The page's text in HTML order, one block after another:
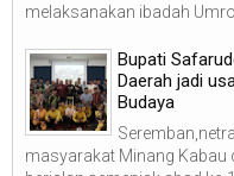
melaksanakan ibadah
Bupati
Daerah jadi
Budaya
masyarakat Minang Kabau